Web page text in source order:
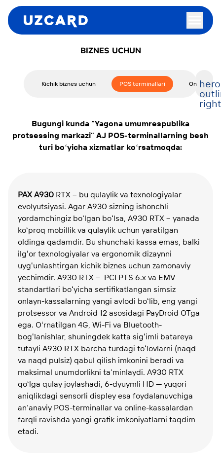
BIZNES UCHUN
Kichik biznes uchun POS terminallari Onlayn
right
Bugungi kunda “Yagona umumrespublika
protsessing markazi” AJ POS-terminallarning besh
turi boʻyicha xizmatlar koʻrsatmoqda:
PAX A930 RTX – bu qulaylik va texnologiyalar
evolyutsiyasi. Agar A930 sizning ishonchli
yordamchingiz boʻlgan boʻlsa, A930 RTX – yanada
koʻproq mobillik va qulaylik uchun yaratilgan
oldinga qadamdir. Bu shunchaki kassa emas, balki
ilgʻor texnologiyalar va ergonomik dizaynni
uygʻunlashtirgan kichik biznes uchun zamonaviy
yechimdir. A930 RTX – PCI PTS 6.x va EMV
standartlari boʻyicha sertifikatlangan simsiz
onlayn-kassalarning yangi avlodi boʻlib, eng yangi
protsessor va Android 12 asosidagi PayDroid OTga
ega. Oʻrnatilgan 4G, Wi-Fi va Bluetooth-
bogʻlanishlar, shuningdek katta sigʻimli batareya
tufayli A930 RTX barcha turdagi toʻlovlarni (naqd
va naqd pulsiz) qabul qilish imkonini beradi va
maksimal unumdorlikni ta’minlaydi. A930 RTX
qoʻlga qulay joylashadi, 6-dyuymli HD — yuqori
aniqlikdagi sensorli displey esa foydalanuvchiga
an’anaviy POS-terminallar va online-kassalardan
farqli ravishda yangi grafik imkoniyatlarni taqdim
etadi.